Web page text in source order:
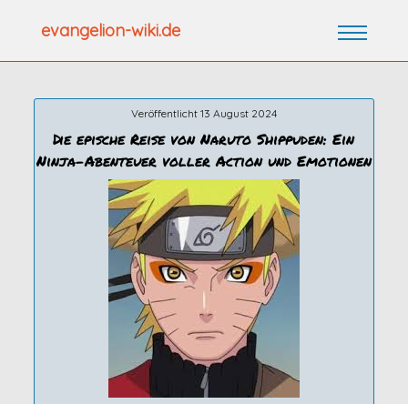
evangelion-wiki.de
Veröffentlicht 13 August 2024
Die epische Reise von Naruto Shippuden: Ein
Ninja-Abenteuer voller Action und Emotionen